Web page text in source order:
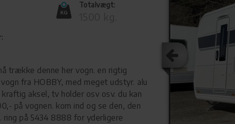
Totalvægt:
trække denne her vogn. en rigtig
fra HOBBY, med meget udstyr. alu
aksel, tv holder osv osv. du kan
på vognen. kom ind og se den, den
ring på 5434 8888 for yderligere